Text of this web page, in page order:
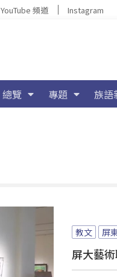
YouTube 頻道 Instagram
總覽 專題 族語
教文 屏
屏大藝